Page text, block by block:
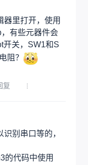
器里打开，使用
有些元器件会
开关，SW1和S
阻？
复
别串口等的，
的代码中使用